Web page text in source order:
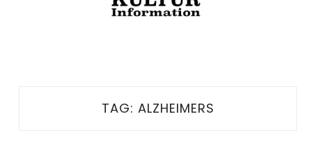
TAG: ALZHEIMERS